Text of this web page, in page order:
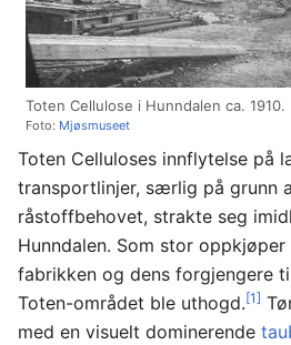
Toten Cellulose i Hunndalen ca. 1910.
Foto: Mjøsmuseet
Toten Celluloses innflytelse på
transportlinjer, særlig på grunn
råstoffbehovet, strakte seg
Hunndalen. Som stor
fabrikken og dens forgjengere
Toten-området ble uthogd.[1]
med en visuelt dominerende